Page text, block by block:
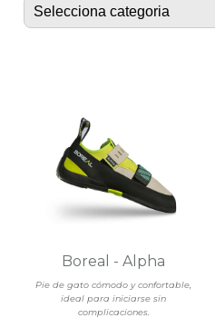
Pie de gato cómodo y confortable,
ideal para iniciarse sin
complicaciones.
Boreal - Alpha